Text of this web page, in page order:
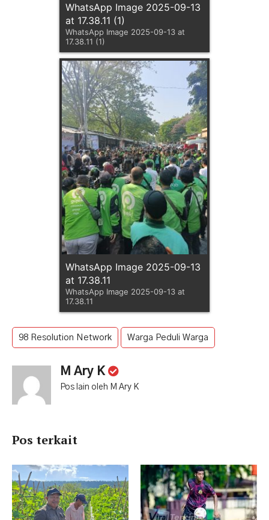
WhatsApp Image 2025-09-13
at 17.38.11 (1)
WhatsApp Image 2025-09-13 at
17.38.11 (1)
WhatsApp Image 2025-09-13
at 17.38.11
WhatsApp Image 2025-09-13 at
17.38.11
98 Resolution Network Warga Peduli Warga
M Ary K
Pos lain oleh M Ary K
Pos terkait